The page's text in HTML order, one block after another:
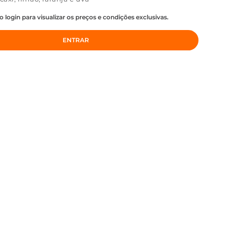
login para visualizar os preços e condições exclusivas.
ENTRAR